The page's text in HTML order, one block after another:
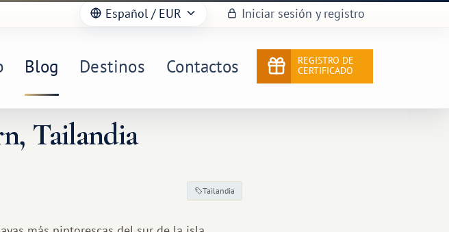
Español / EUR Iniciar sesión y registro
Blog Destinos Contactos
REGISTRO DE
CERTIFICADO
Tailandia
Tailandia